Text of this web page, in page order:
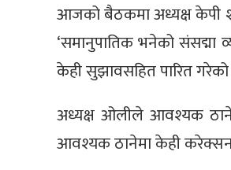
आजको बैठकमा अध्यक्ष केपी
‘समानुपातिक भनेको संसद्मा
केही सुझावसहित पारित
अध्यक्ष ओलीले आवश्यक
आवश्यक ठानेमा केही करेक्सन